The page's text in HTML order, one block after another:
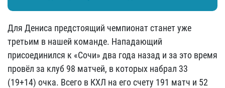
Для Дениса предстоящий чемпионат станет уже
третьим в нашей команде. Нападающий
присоединился к «Сочи» два года назад и за это время
провёл за клуб 98 матчей, в которых набрал 33
(19+14) очка. Всего в КХЛ на его счету 191 матч и 52